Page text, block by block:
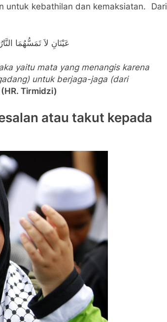
untuk kebathilan dan kemaksiatan. Dari
عَيْنَانِ لاَ تَمَسُّهُمَا
yaitu mata yang menangis karena
untuk berjaga-jaga (dari
(HR. Tirmidzi)
atau takut kepada